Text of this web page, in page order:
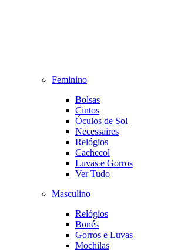
Feminino
Bolsas
Cintos
Óculos de Sol
Necessaires
Relógios
Cachecol
Luvas e Gorros
Ver Tudo
Masculino
Relógios
Bonés
Gorros e Luvas
Mochilas